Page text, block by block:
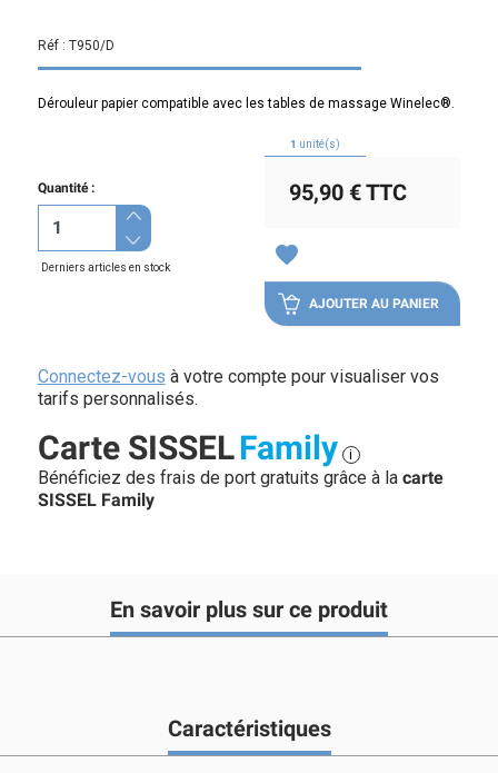
Réf : T950/D
Dérouleur papier compatible avec les tables de massage Winelec®.
Quantité :
Derniers articles en stock
1 unité(s)
95,90 €TTC
favorite
AJOUTER AU PANIER
Connectez-vous à votre compte pour visualiser vos
tarifs personnalisés.
Carte SISSELFamily i
Bénéficiez des frais de port gratuits grâce à la carte
SISSEL Family
En savoir plus sur ce produit
Caractéristiques